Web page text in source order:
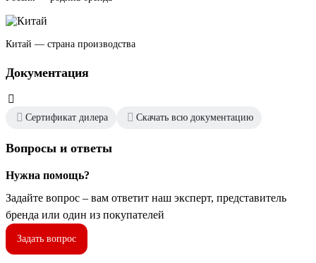
Китай — страна производства
Документация
Сертификат дилера Скачать всю документацию
Вопросы и ответы
Нужна помощь?
Задайте вопрос – вам ответит наш эксперт, представитель
бренда или один из покупателей
Задать вопрос